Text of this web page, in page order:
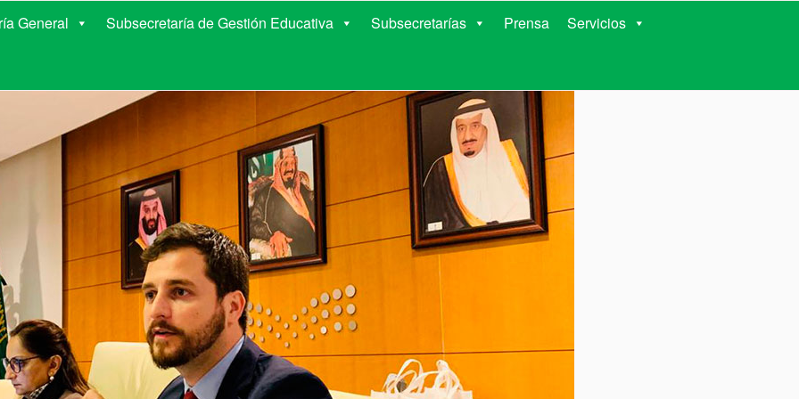
EDUCACIÓN DE CORRIENTES
General Subsecretaría de Gestión Educativa Subsecretarías Prensa Servicios